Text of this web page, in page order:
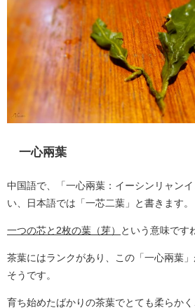
一心兩葉
中国語で、「一心兩葉：イーシンリャン
い、日本語では「一芯二葉」と書きます。
一つの芯と2枚の葉（芽） という意味です
茶葉にはランクがあり、この「一心兩葉
そうです。
育ち始めたばかりの茶葉でとても柔らかく